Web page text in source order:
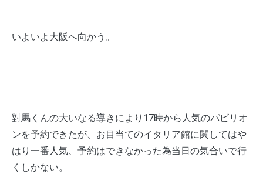
いよいよ大阪へ向かう。
對馬くんの大いなる導きにより17時から人気のパビリオ
ンを予約できたが、お目当てのイタリア館に関してはや
はり一番人気、予約はできなかった為当日の気合いで行
くしかない。